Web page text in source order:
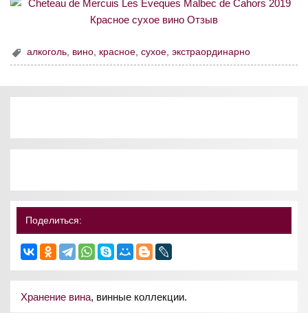
алкоголь, вино, красное,сухое,экстраординарно
Поделиться:
Хранение вина, винные коллекции.